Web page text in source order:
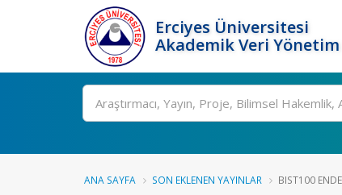
Erciyes Üniversitesi
Akademik Veri
Ara
ANA SAYFA SON EKLENEN YAYINLAR BIST100